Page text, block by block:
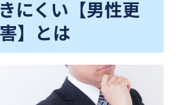
にくい【男性更
】とは